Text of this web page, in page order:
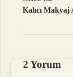
Kalıcı Makyaj
2 Yorum